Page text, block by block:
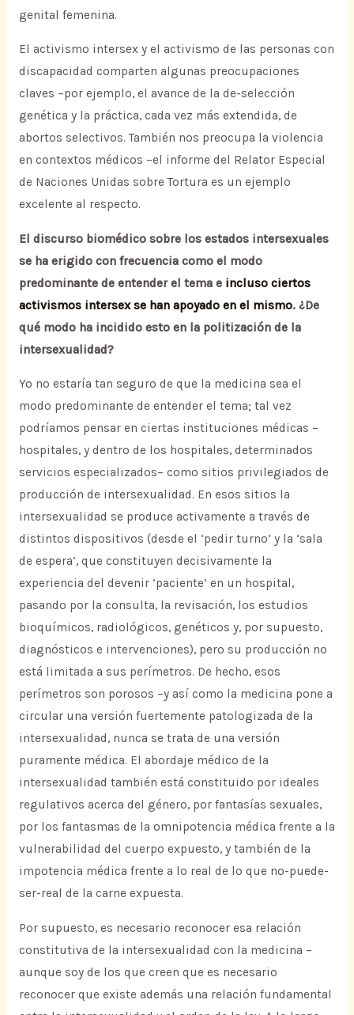
genital femenina.
El activismo intersex y el activismo de las personas con
discapacidad comparten algunas preocupaciones
claves –por ejemplo, el avance de la de-selección
genética y la práctica, cada vez más extendida, de
abortos selectivos. También nos preocupa la violencia
en contextos médicos –el informe del Relator Especial
de Naciones Unidas sobre Tortura es un ejemplo
excelente al respecto.
El discurso biomédico sobre los estados intersexuales
se ha erigido con frecuencia como el modo
predominante de entender el tema e incluso ciertos
activismos intersex se han apoyado en el mismo. ¿De
qué modo ha incidido esto en la politización de la
intersexualidad?
Yo no estaría tan seguro de que la medicina sea el
modo predominante de entender el tema; tal vez
podríamos pensar en ciertas instituciones médicas –
hospitales, y dentro de los hospitales, determinados
servicios especializados– como sitios privilegiados de
producción de intersexualidad. En esos sitios la
intersexualidad se produce activamente a través de
distintos dispositivos (desde el ‘pedir turno’ y la ‘sala
de espera’, que constituyen decisivamente la
experiencia del devenir ‘paciente’ en un hospital,
pasando por la consulta, la revisación, los estudios
bioquímicos, radiológicos, genéticos y, por supuesto,
diagnósticos e intervenciones), pero su producción no
está limitada a sus perímetros. De hecho, esos
perímetros son porosos –y así como la medicina pone a
circular una versión fuertemente patologizada de la
intersexualidad, nunca se trata de una versión
puramente médica. El abordaje médico de la
intersexualidad también está constituido por ideales
regulativos acerca del género, por fantasías sexuales,
por los fantasmas de la omnipotencia médica frente a la
vulnerabilidad del cuerpo expuesto, y también de la
impotencia médica frente a lo real de lo que no-puede-
ser-real de la carne expuesta.
Por supuesto, es necesario reconocer esa relación
constitutiva de la intersexualidad con la medicina –
aunque soy de los que creen que es necesario
reconocer que existe además una relación fundamental